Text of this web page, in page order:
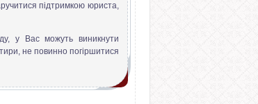
підтримкою юриста,
у Вас можуть виникнути
не повинно погіршитися